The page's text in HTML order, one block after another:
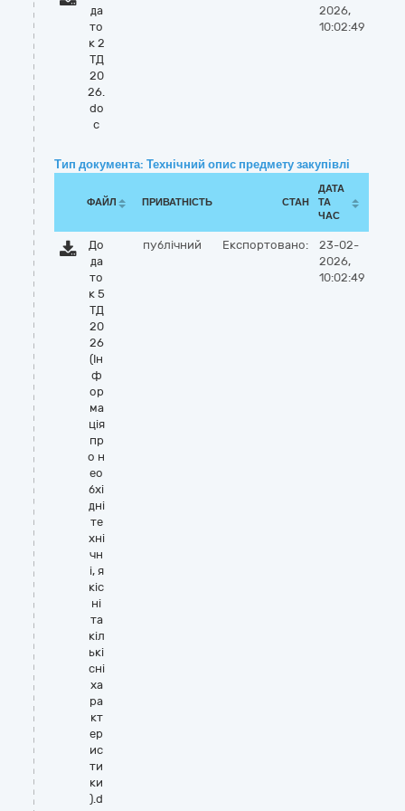
да
то
к 2
ТД
20
26.
do
c
2026,
10:02:49
Тип документа: Технічний опис предмету закупівлі
ФАЙЛ ПРИВАТНІСТЬ СТАН
ДАТА
ТА
ЧАС
До
да
то
к 5
ТД
20
26
(Ін
ф
ор
ма
ція
пр
о н
ео
бхі
дні
те
хні
чн
і, я
кіс
ні
та
кіл
ькі
сні
ха
ра
кт
ер
ис
ти
ки
).d
публічний Експортовано:
23-02-
2026,
10:02:49